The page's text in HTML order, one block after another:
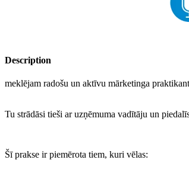
Description
meklējam radošu un aktīvu mārketinga
Tu strādāsi tieši ar uzņēmuma vadītāju un
Šī prakse ir piemērota tiem, kuri vēlas: